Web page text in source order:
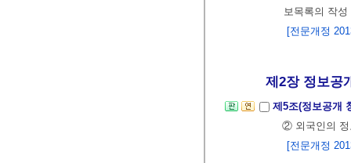
보목록의 작
[전문개정
제2장 정보공개
제5조(정보공개
② 외국인의 정
[전문개정